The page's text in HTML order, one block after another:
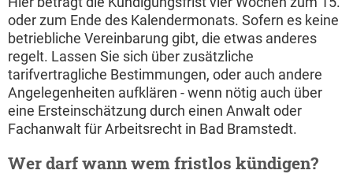
oder zum Ende des Kalendermonats. Sofern es keine
betriebliche Vereinbarung gibt, die etwas anderes
regelt. Lassen Sie sich über zusätzliche
tarifvertragliche Bestimmungen, oder auch andere
Angelegenheiten aufklären - wenn nötig auch über
eine Ersteinschätzung durch einen Anwalt oder
Fachanwalt für Arbeitsrecht in Bad Bramstedt.
Wer darf wann wem fristlos kündigen?